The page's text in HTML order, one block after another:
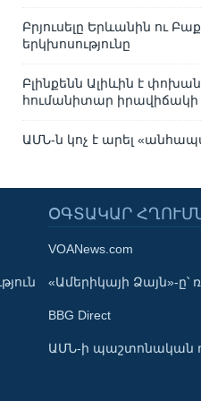
Բրյուսելը Երևանին ու
երկխոսությունը
Բլինքենն Ալիևին է
հումանիտար
ԱՄՆ-ն կոչ է արել
ՕԳՏԱԿԱՐ
VOANews.com
«Ամերիկայի Ձայն»-ը՝
BBG Direct
ԱՄՆ-ի պաշտոնական